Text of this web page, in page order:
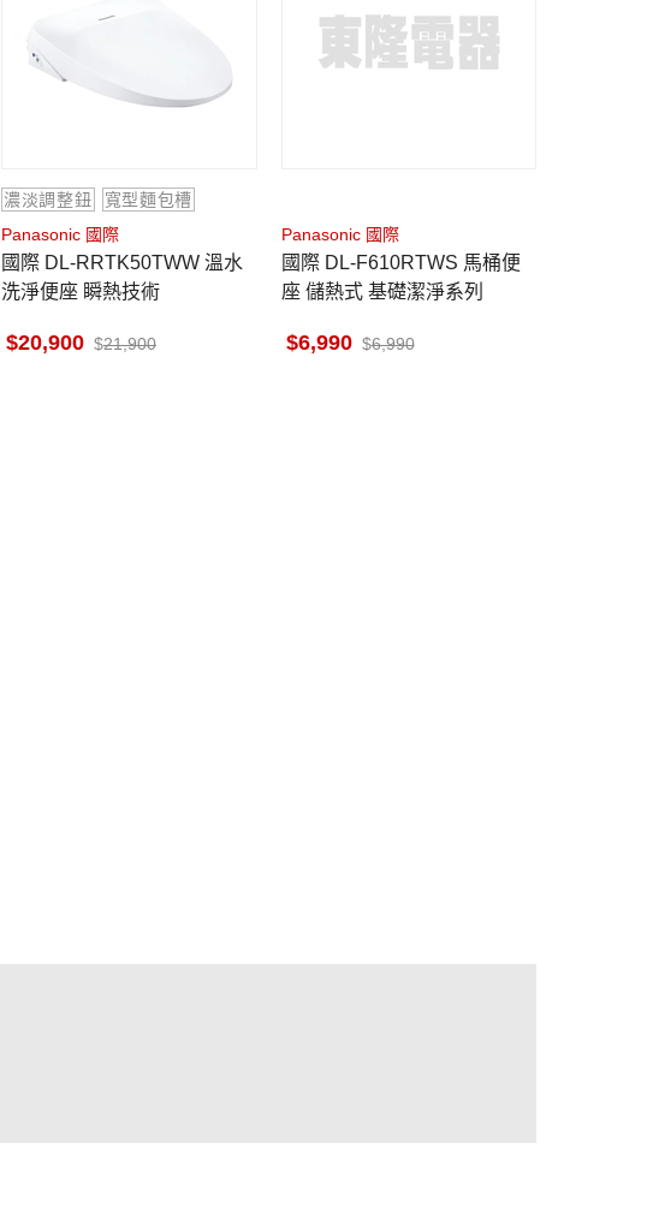
濃淡調整鈕
寬型麵包槽
Panasonic 國際
國際 DL-RRTK50TWW 溫水
洗淨便座 瞬熱技術
20,900 21,900
Panasonic 國際
國際 DL-F610RTWS 馬桶便
座 儲熱式 基礎潔淨系列
6,990 6,990